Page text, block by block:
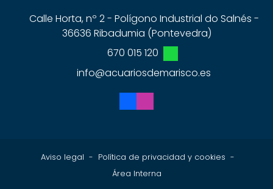
Calle Horta, nº 2 - Polígono Industrial do Salnés -
36636 Ribadumia (Pontevedra)
670 015 120
info@acuariosdemarisco.es
Aviso legal - Política de privacidad y cookies -
Área Interna